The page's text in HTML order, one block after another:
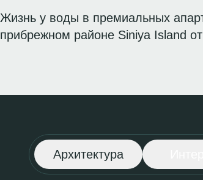
Жизнь у воды в премиальных
прибрежном районе Siniya Island
Архитектура